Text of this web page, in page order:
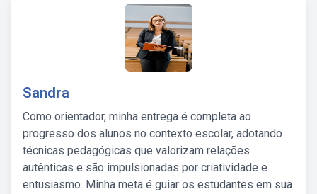
Sandra
Como orientador, minha entrega é completa ao
progresso dos alunos no contexto escolar, adotando
técnicas pedagógicas que valorizam relações
autênticas e são impulsionadas por criatividade e
entusiasmo. Minha meta é guiar os estudantes em sua